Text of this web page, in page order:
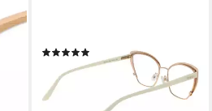
59,25 € UVP 150,00 €
-61%
lieferbar - in 2-3 Werktagen bei dir